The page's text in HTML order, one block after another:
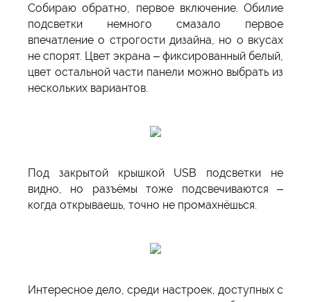
Собираю обратно, первое включение. Обилие
подсветки немного смазало первое
впечатление о строгости дизайна, но о вкусах
не спорят. Цвет экрана – фиксированный белый,
цвет остальной части панели можно выбрать из
нескольких вариантов.
Под закрытой крышкой USB подсветки не
видно, но разъёмы тоже подсвечиваются –
когда открываешь, точно не промахнёшься.
Интересное дело, среди настроек, доступных с